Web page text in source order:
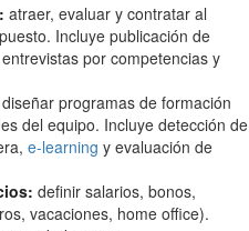
atraer, evaluar y contratar al
Incluye publicación de
por competencias y
diseñar programas de formación
del equipo. Incluye detección de
e-learning y evaluación de
definir salarios, bonos,
vacaciones, home office).